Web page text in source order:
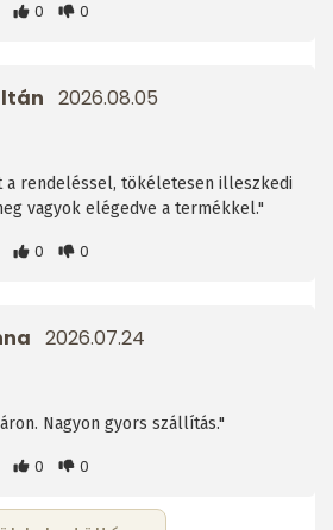
0 0
2026.08.05
a rendeléssel, tökéletesen illeszkedi
vagyok elégedve a termékkel."
0 0
2026.07.24
Nagyon gyors szállítás."
0 0